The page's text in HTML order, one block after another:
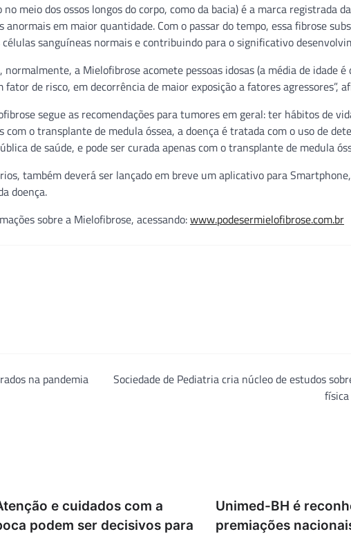
meio dos ossos longos do corpo, como da bacia) é a marca registrada
em maior quantidade. Com o passar do tempo, essa fibrose
sanguíneas normais e contribuindo para o significativo
a Mielofibrose acomete pessoas idosas (a média de idade é
de risco, em decorrência de maior exposição a fatores agressores”,
segue as recomendações para tumores em geral: ter hábitos de
o transplante de medula óssea, a doença é tratada com o uso de
de saúde, e pode ser curada apenas com o transplante de medula
também deverá ser lançado em breve um aplicativo para
doença.
sobre a Mielofibrose, acessando:www.podesermielofibrose.com.br
na pandemia
Sociedade de Pediatria cria núcleo de estudos
e cuidados com a
podem ser decisivos para
Unimed-BH é
premiações